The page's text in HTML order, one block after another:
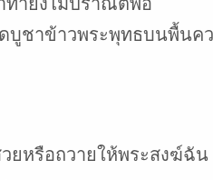
บูชาข้าวพระพุทธบนพื้นค
ยหรือถวายให้พระสงฆ์ฉั